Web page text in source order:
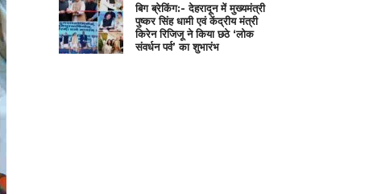
बिग ब्रेकिंग:- देहरादून में मुख्यमंत्री
पुष्कर सिंह धामी एवं केंद्रीय मंत्री
किरेन रिजिजू ने किया छठे ‘लोक
संवर्धन पर्व’ का शुभारंभ